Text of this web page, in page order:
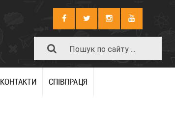
КОНТАКТИ СПІВПРАЦЯ